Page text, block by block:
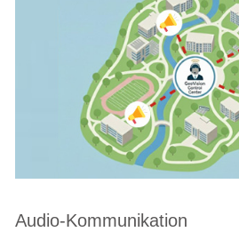
Audio-Kommunikation